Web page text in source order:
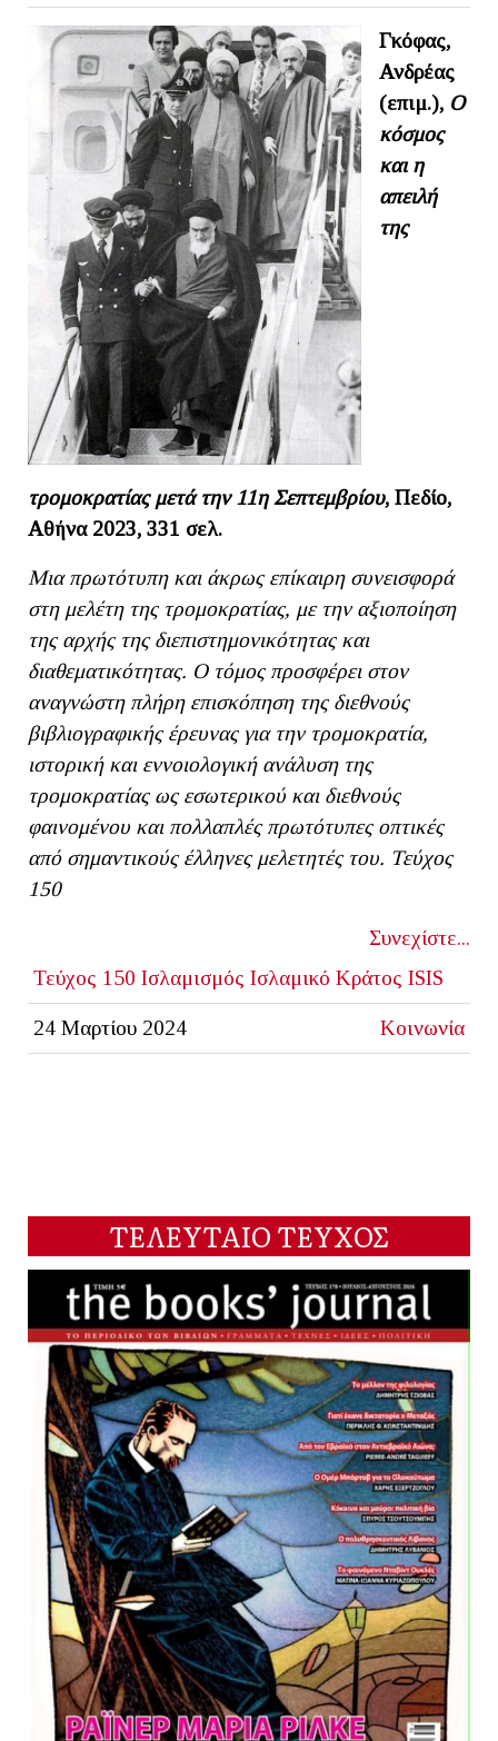
Γκόφας,
Ανδρέας
(επιμ.), Ο
κόσμος
και η
απειλή
της
τρομοκρατίας μετά την 11η Σεπτεμβρίου, Πεδίο,
Αθήνα 2023, 331 σελ.
Μια πρωτότυπη και άκρως επίκαιρη συνεισφορά
στη μελέτη της τρομοκρατίας, με την αξιοποίηση
της αρχής της διεπιστημονικότητας και
διαθεματικότητας. Ο τόμος προσφέρει στον
αναγνώστη πλήρη επισκόπηση της διεθνούς
βιβλιογραφικής έρευνας για την τρομοκρατία,
ιστορική και εννοιολογική ανάλυση της
τρομοκρατίας ως εσωτερικού και διεθνούς
φαινομένου και πολλαπλές πρωτότυπες οπτικές
από σημαντικούς έλληνες μελετητές του. Τεύχος
150
Συνεχίστε...
Τεύχος 150 Ισλαμισμός Ισλαμικό Κράτος ISIS
24 Μαρτίου 2024 Κοινωνία
ΤΕΛΕΥΤΑΙΟ ΤΕΥΧΟΣ